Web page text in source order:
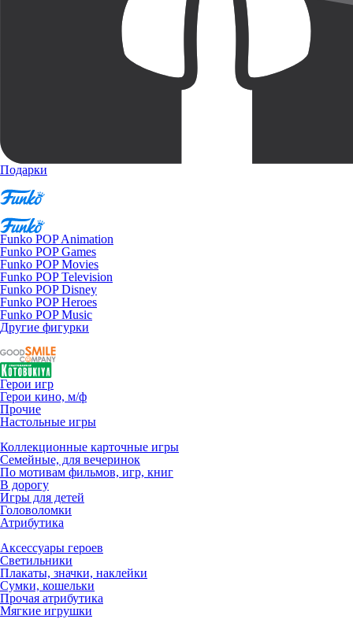
Подарки
Funko POP Animation
Funko POP Games
Funko POP Movies
Funko POP Television
Funko POP Disney
Funko POP Heroes
Funko POP Music
Другие фигурки
Герои игр
Герои кино, м/ф
Прочие
Настольные игры
Коллекционные карточные игры
Семейные, для вечеринок
По мотивам фильмов, игр, книг
В дорогу
Игры для детей
Головоломки
Атрибутика
Аксессуары героев
Светильники
Плакаты, значки, наклейки
Сумки, кошельки
Прочая атрибутика
Мягкие игрушки